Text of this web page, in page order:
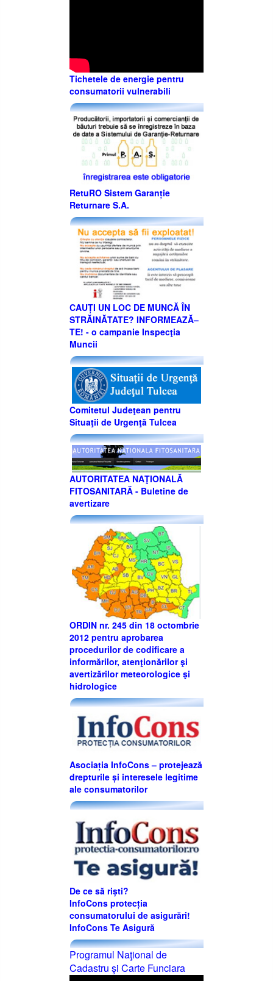
Tichetele de energie pentru
consumatorii vulnerabili
RetuRO Sistem Garanție
Returnare S.A.
CAUȚI UN LOC DE MUNCĂ ÎN
STRĂINĂTATE? INFORMEAZĂ–
TE! - o campanie Inspecţia
Muncii
Comitetul Judeţean pentru
Situaţii de Urgenţă Tulcea
AUTORITATEA NAŢIONALĂ
FITOSANITARĂ - Buletine de
avertizare
ORDIN nr. 245 din 18 octombrie
2012 pentru aprobarea
procedurilor de codificare a
informărilor, atenţionărilor şi
avertizărilor meteorologice şi
hidrologice
Asociația InfoCons – protejează
drepturile și interesele legitime
ale consumatorilor
De ce să riști?
InfoCons protecția
consumatorului de asigurări!
InfoCons Te Asigură
Programul Naţional de
Cadastru şi Carte Funciara